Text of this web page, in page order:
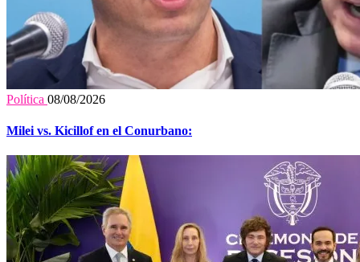
Política 08/08/2026
Milei vs. Kicillof en el Conurbano: